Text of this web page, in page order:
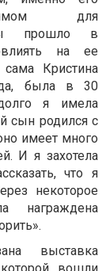
для
прошло в
на ее
сама Кристина
была в 30
я имела
сын родился с
имеет много
И я захотела
что я
некоторое
награждена
выставка